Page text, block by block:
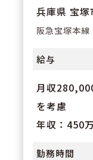
兵庫県 宝塚
阪急宝塚本
給与
月収
を考慮
年収：450
勤務時間